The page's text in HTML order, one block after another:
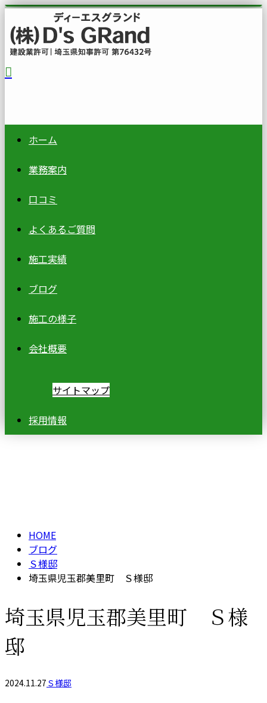
ホーム
業務案内
口コミ
よくあるご質問
施工実績
ブログ
施工の様子
会社概要
サイトマップ
採用情報
HOME
ブログ
Ｓ様邸
埼玉県児玉郡美里町 Ｓ様邸
埼玉県児玉郡美里町 Ｓ様
邸
2024.11.27 Ｓ様邸